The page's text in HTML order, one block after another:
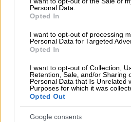
Personal Data.
Opted In
I want to opt-out of processing
Personal Data for Targeted
Opted In
I want to opt-out of Collection,
Retention, Sale, and/or Sharing
Personal Data that Is Unrelated
Purposes for which it was
Opted Out
Google consents
Αθλητισμός 22.03.2024 00:10
Οι τελικοί για το Euro:
και Ουκρανία - Ισλανδία
θα κρίνουν τα τελευταία
τη Γερμανία